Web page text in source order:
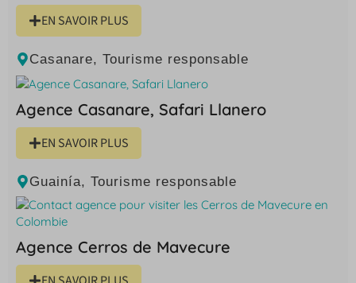
EN SAVOIR PLUS
Casanare, Tourisme responsable
Agence Casanare, Safari Llanero
EN SAVOIR PLUS
Guainía, Tourisme responsable
Agence Cerros de Mavecure